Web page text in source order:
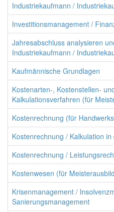
Industriekaufmann /
Investitionsmanagement /
Jahresabschluss analysieren
Industriekaufmann /
Kaufmännische Grundlagen
Kostenarten-, Kostenstellen-
Kalkulationsverfahren (für
Kostenrechnung (für
Kostenrechnung / Kalkulation
Kostenrechnung /
Kostenwesen (für
Krisenmanagement /
Sanierungsmanagement